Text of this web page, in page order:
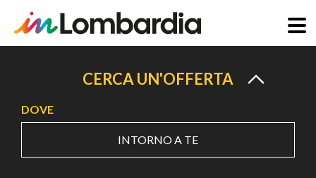
principale
CERCA UN'OFFERTA
DOVE
INTORNO A TE